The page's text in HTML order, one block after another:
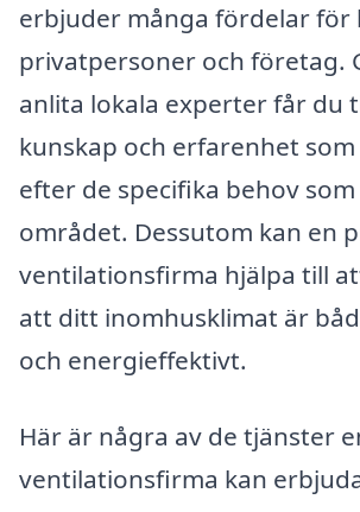
erbjuder många fördelar för
privatpersoner och företag.
anlita lokala experter får du
kunskap och erfarenhet
efter de specifika behov
området. Dessutom kan en
ventilationsfirma hjälpa till
att ditt inomhusklimat är
och energieffektivt.
Här är några av de tjänster
ventilationsfirma kan